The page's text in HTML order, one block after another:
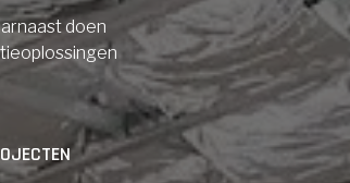
doen